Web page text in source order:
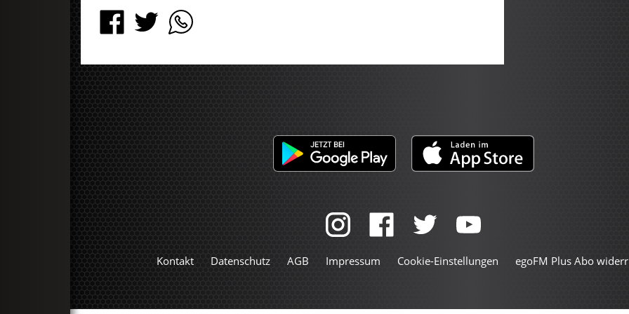
Kontakt Datenschutz AGB Impressum Cookie-Einstellungen egoFM Plus Abo